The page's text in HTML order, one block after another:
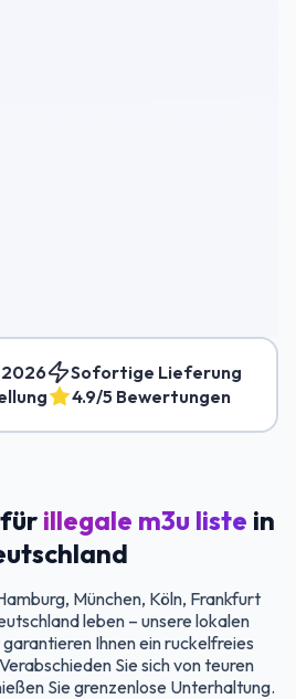
2026
Sofortige Lieferung
4.9/5 Bewertungen
illegale m3u liste in
München, Köln, Frankfurt
leben – unsere lokalen
Ihnen ein ruckelfreies
Sie sich von teuren
Sie grenzenlose Unterhaltung.